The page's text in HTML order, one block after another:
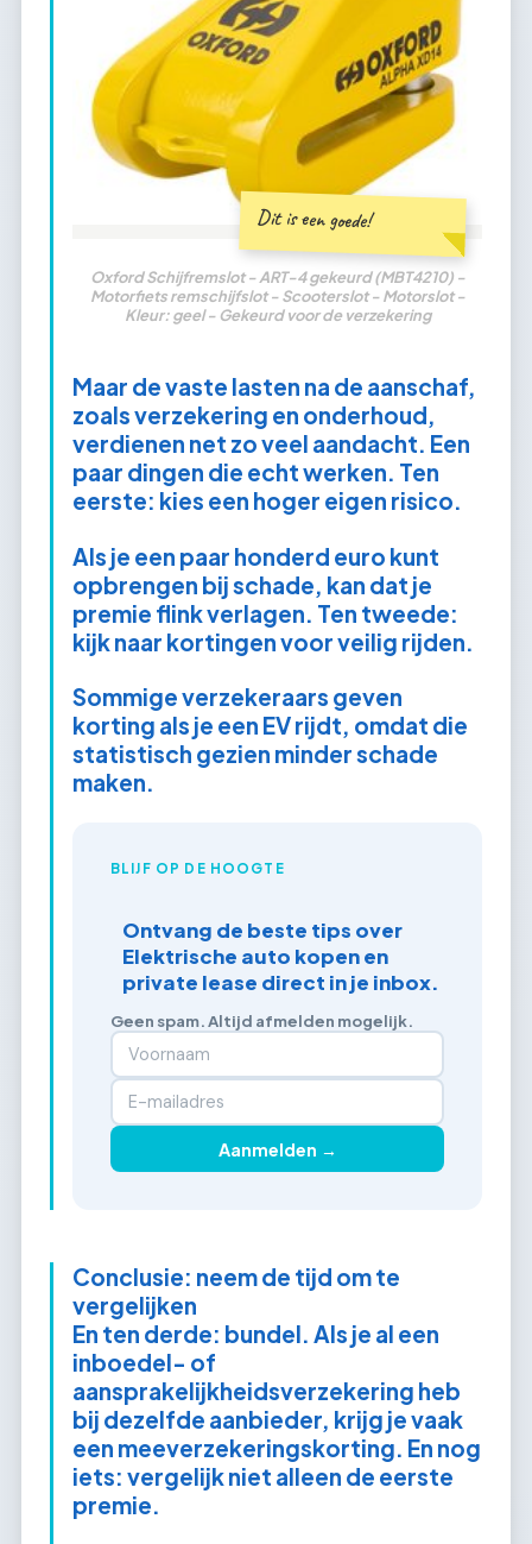
Dit is een goede!
Oxford Schijfremslot - ART-4 gekeurd (MBT4210) -
Motorfiets remschijfslot - Scooterslot - Motorslot -
Kleur: geel - Gekeurd voor de verzekering
Maar de vaste lasten na de aanschaf,
zoals verzekering en onderhoud,
verdienen net zo veel aandacht. Een
paar dingen die echt werken. Ten
eerste: kies een hoger eigen risico.
Als je een paar honderd euro kunt
opbrengen bij schade, kan dat je
premie flink verlagen. Ten tweede:
kijk naar kortingen voor veilig rijden.
Sommige verzekeraars geven
korting als je een EV rijdt, omdat die
statistisch gezien minder schade
maken.
BLIJF OP DE HOOGTE
Ontvang de beste tips over
Elektrische auto kopen en
private lease direct in je inbox.
Geen spam. Altijd afmelden mogelijk.
Aanmelden →
Conclusie: neem de tijd om te
vergelijken
En ten derde: bundel. Als je al een
inboedel- of
aansprakelijkheidsverzekering heb
bij dezelfde aanbieder, krijg je vaak
een meeverzekeringskorting. En nog
iets: vergelijk niet alleen de eerste
premie.